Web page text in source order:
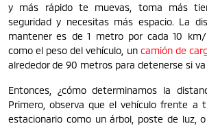
y más rápido te muevas, toma más
seguridad y necesitas más espacio. La
mantener es de 1 metro por cada 10
como el peso del vehículo, un camión de
alrededor de 90 metros para detenerse si
Entonces, ¿cómo determinamos la
Primero, observa que el vehículo frente a
estacionario como un árbol, poste de luz, o